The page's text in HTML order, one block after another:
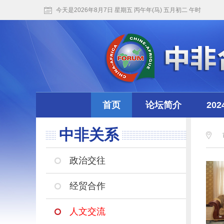
今天是2026年8月7日 星期五 丙午年(马) 五月初二 午时
首页 论坛简介
中非关系
政治交往
经贸合作
人文交流